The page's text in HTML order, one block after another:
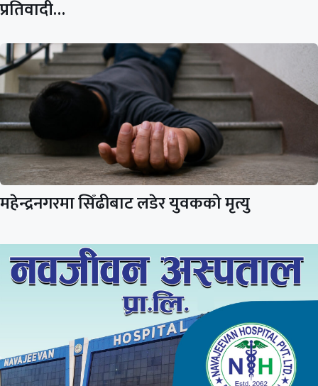
प्रतिवादी…
महेन्द्रनगरमा सिँढीबाट लडेर युवकको मृत्यु